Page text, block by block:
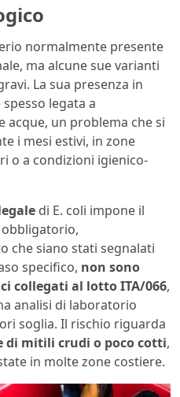
normalmente presente
ma alcune sue varianti
La sua presenza in
legata a
acque, un problema che si
i mesi estivi, in zone
o a condizioni igienico-
di E. coli impone il
che siano stati segnalati
specifico, non sono
collegati al lotto ITA/066,
analisi di laboratorio
soglia. Il rischio riguarda
di mitili crudi o poco cotti,
in molte zone costiere.